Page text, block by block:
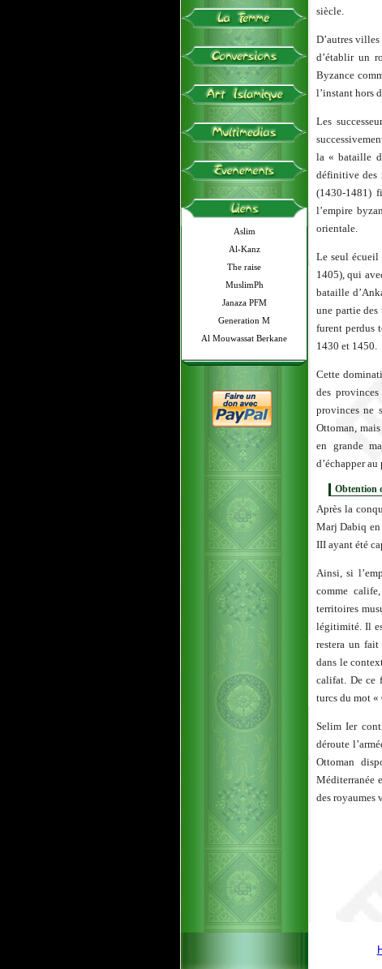
Aslim
Al-Kanz
The raise
MuslimPh
Janaza PFM
Generation M
Al Mouwassat Berkane
siècle.
D’autres
d’établir un
Byzance
l’instant hors
Les
la « bataille
définitive des
(1430-1481)
l’empire
orientale.
Le seul écueil
1405), qui
bataille
une partie
furent perdus
1430 et 1450.
Cette
des
provinces ne
Ottoman,
en grande
d’échapper
Obtention
Après la
Marj Dabiq
III ayant été
Ainsi, si
comme
territoires
légitimité. Il
restera un fait
dans le
califat. De ce
turcs du mot «
Selim Ier
déroute
Ottoman
Méditerranée
des royaumes